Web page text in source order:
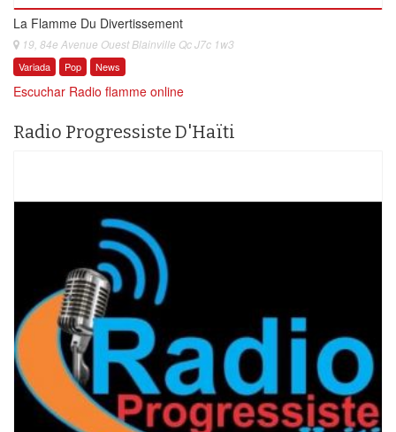
La Flamme Du Divertissement
19, 84e Avenue Ouest Blainville Qc J7c 1w3
Variada Pop News
Escuchar Radio flamme online
Radio Progressiste D'Haïti